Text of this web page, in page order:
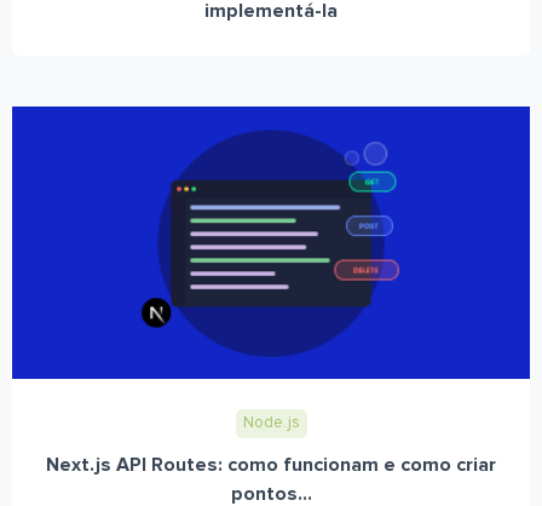
implementá-la
Node.js
Next.js API Routes: como funcionam e como criar
pontos...